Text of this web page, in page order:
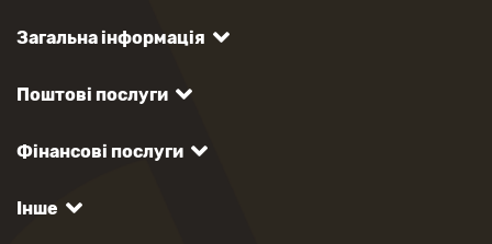
Загальна інформація
Поштові послуги
Фінансові послуги
Інше